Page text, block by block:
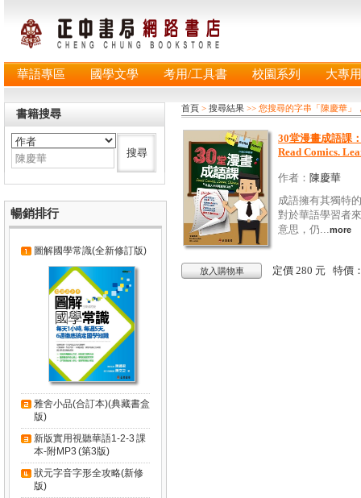
華語專區 國學文學 考用/工具書 校園系列 大專
首頁 > 搜尋結果 >> 您搜尋的字串「陳慶華」
30堂漫畫成語課
Read Comics.
作者： 陳慶華
成語擁有其獨特
對於華語學習者
意思，仍...more
放入購物車 定價 280 元 特價
書籍搜尋
暢銷排行
圖解國學常識(全新修訂版)
雅舍小品(合訂本)(典藏書盒
版)
新版實用視聽華語1-2-3 課
本-附MP3 (第3版)
狀元字音字形全攻略(新修
版)